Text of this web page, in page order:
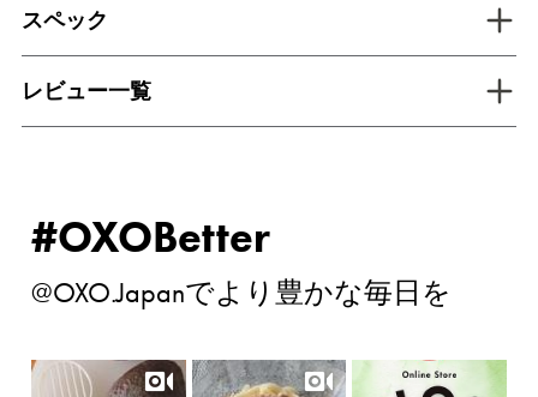
スペック
レビュー一覧tab inactive
#OXOBetter
@OXO.Japanでより豊かな毎日を